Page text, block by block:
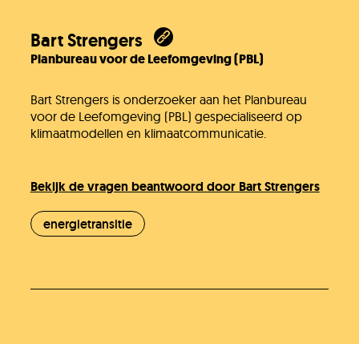
Bart Strengers
Planbureau voor de Leefomgeving (PBL)
Bart Strengers is onderzoeker aan het Planbureau
voor de Leefomgeving (PBL) gespecialiseerd op
klimaatmodellen en klimaatcommunicatie.
Bekijk de vragen beantwoord door Bart Strengers
energietransitie